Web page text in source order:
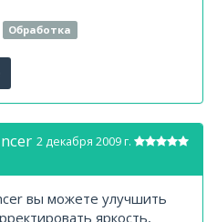
Обработка
2 декабря 2009 г.
вы можете улучшить
яркость,